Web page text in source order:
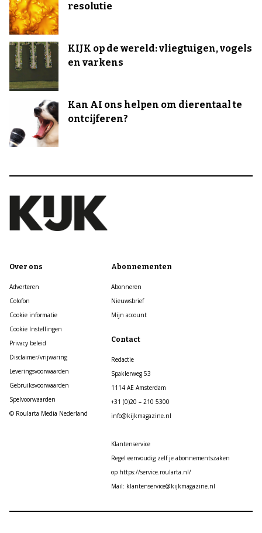
resolutie
KIJK op de wereld: vliegtuigen, vogels
en varkens
Kan AI ons helpen om dierentaal te
ontcijferen?
Over ons
Adverteren
Colofon
Cookie informatie
Cookie Instellingen
Privacy beleid
Disclaimer/vrijwaring
Leveringsvoorwaarden
Gebruiksvoorwaarden
Spelvoorwaarden
© Roularta Media Nederland
Abonnementen
Abonneren
Nieuwsbrief
Mijn account
Contact
Redactie
Spaklerweg 53
1114 AE Amsterdam
+31 (0)20 – 210 5300
info@kijkmagazine.nl
Klantenservice
Regel eenvoudig zelf je abonnementszaken
op https://service.roularta.nl/
Mail: klantenservice@kijkmagazine.nl